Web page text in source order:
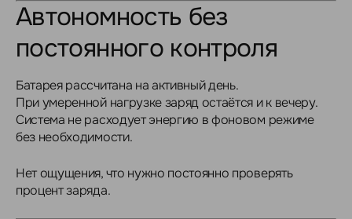
Автономность без
постоянного контроля
Батарея рассчитана на активный день.
При умеренной нагрузке заряд остаётся и к вечеру.
Система не расходует энергию в фоновом режиме
без необходимости.
Нет ощущения, что нужно постоянно проверять
процент заряда.